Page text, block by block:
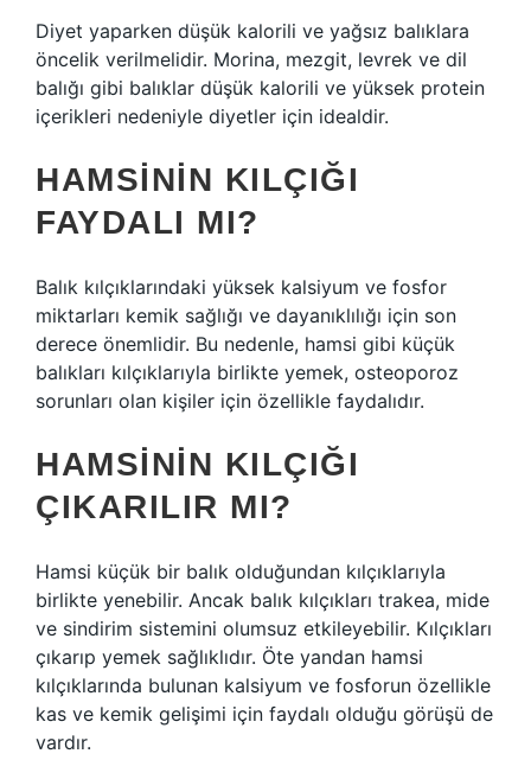
Diyet yaparken düşük kalorili ve yağsız balıklara
öncelik verilmelidir. Morina, mezgit, levrek ve dil
balığı gibi balıklar düşük kalorili ve yüksek protein
içerikleri nedeniyle diyetler için idealdir.
HAMSININ KILÇIĞI
FAYDALI MI?
Balık kılçıklarındaki yüksek kalsiyum ve fosfor
miktarları kemik sağlığı ve dayanıklılığı için son
derece önemlidir. Bu nedenle, hamsi gibi küçük
balıkları kılçıklarıyla birlikte yemek, osteoporoz
sorunları olan kişiler için özellikle faydalıdır.
HAMSININ KILÇIĞI
ÇIKARILIR MI?
Hamsi küçük bir balık olduğundan kılçıklarıyla
birlikte yenebilir. Ancak balık kılçıkları trakea, mide
ve sindirim sistemini olumsuz etkileyebilir. Kılçıkları
çıkarıp yemek sağlıklıdır. Öte yandan hamsi
kılçıklarında bulunan kalsiyum ve fosforun özellikle
kas ve kemik gelişimi için faydalı olduğu görüşü de
vardır.